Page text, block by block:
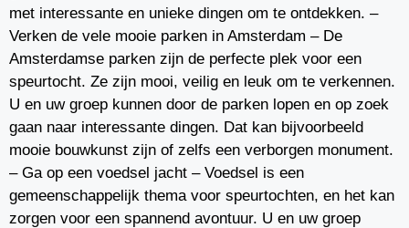
met interessante en unieke dingen om te ontdekken. –
Verken de vele mooie parken in Amsterdam – De
Amsterdamse parken zijn de perfecte plek voor een
speurtocht. Ze zijn mooi, veilig en leuk om te verkennen.
U en uw groep kunnen door de parken lopen en op zoek
gaan naar interessante dingen. Dat kan bijvoorbeeld
mooie bouwkunst zijn of zelfs een verborgen monument.
– Ga op een voedsel jacht – Voedsel is een
gemeenschappelijk thema voor speurtochten, en het kan
zorgen voor een spannend avontuur. U en uw groep